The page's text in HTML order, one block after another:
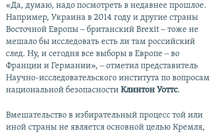
«Да, думаю, надо посмотреть в недавнее прошлое.
Например, Украина в 2014 году и другие страны
Восточной Европы ‒ британский Brexit ‒ тоже не
мешало бы исследовать есть ли там российский
след. Ну, и сегодня все выборы в Европе ‒ во
Франции и Германии», ‒ отметил представитель
Научно-исследовательского института по вопросам
национальной безопасности Клинтон Уоттс.
Вмешательство в избирательный процесс той или
иной страны не является основной целью Кремля,